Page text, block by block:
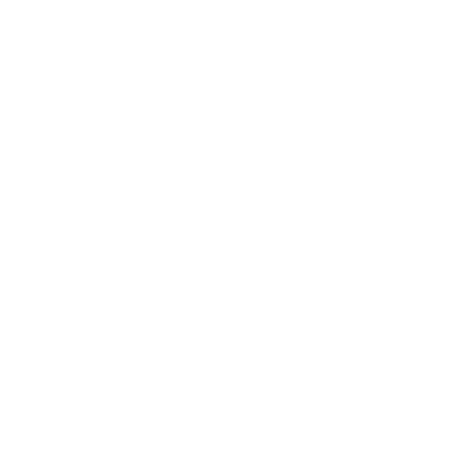
装 偏远地区不发货偏远地区:(含新疆、西藏、内蒙古、宁夏、海南、青海)不发货